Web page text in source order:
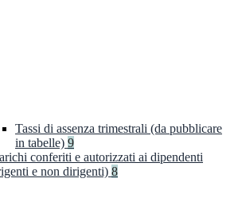
Tassi di assenza trimestrali (da pubblicare
in tabelle) 9
conferiti e autorizzati ai dipendenti
e non dirigenti) 8